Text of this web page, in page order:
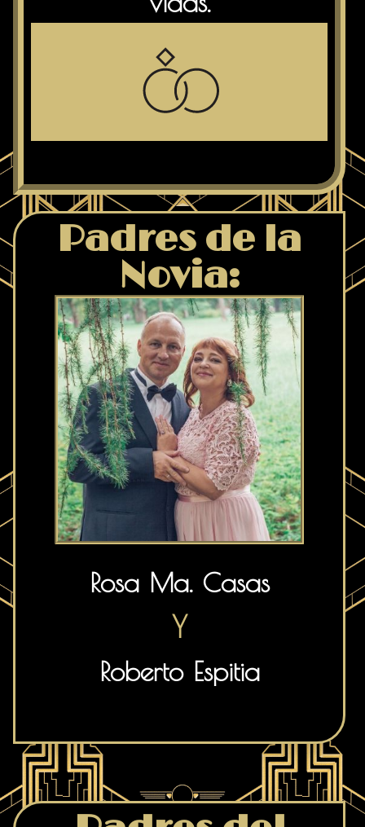
Padres de la
Novia:
Rosa Ma. Casas
Y
Roberto Espitia